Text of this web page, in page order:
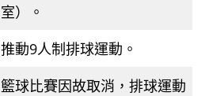
室）。
推動9人制排球運動。
籃球比賽因故取消，排球運動